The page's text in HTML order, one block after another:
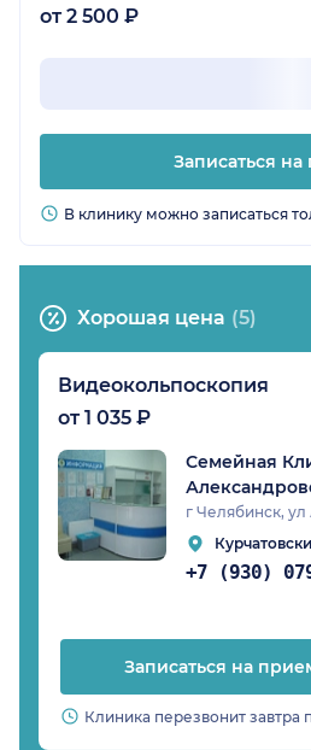
от 2 500 ₽
Записаться
В клинику можно записаться
Хорошая цена (5)
Видеокольпоскопия
от 1 035 ₽
Семейная
г Челябинск,
Записаться на
Клиника перезвонит завтра